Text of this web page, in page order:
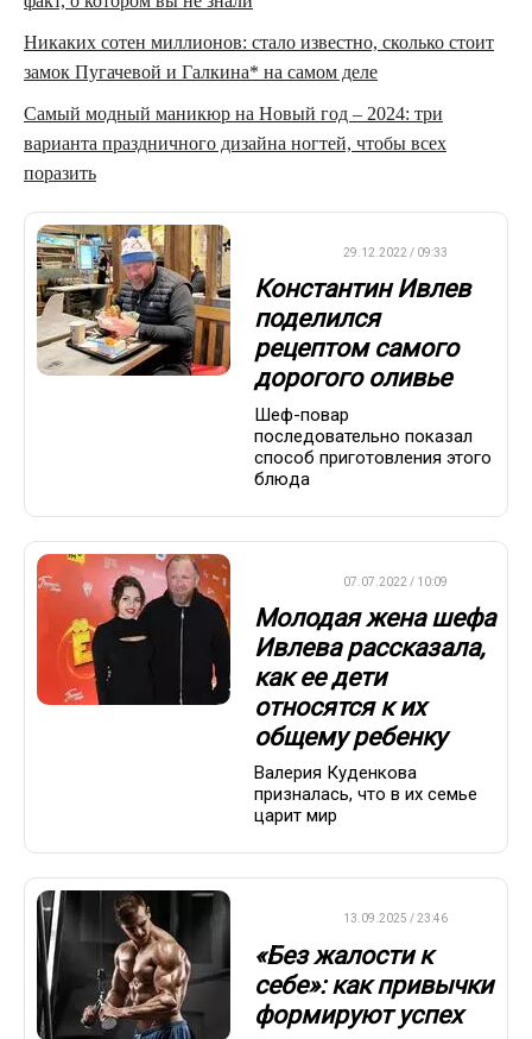
Никаких сотен миллионов: стало известно, сколько стоит
замок Пугачевой и Галкина* на самом деле
Самый модный маникюр на Новый год – 2024: три
варианта праздничного дизайна ногтей, чтобы всех
поразить
29.12.2022 / 09:33
Константин Ивлев
поделился
рецептом самого
дорогого оливье
Шеф-повар
последовательно показал
способ приготовления этого
блюда
07.07.2022 / 10:09
Молодая жена шефа
Ивлева рассказала,
как ее дети
относятся к их
общему ребенку
Валерия Куденкова
призналась, что в их семье
царит мир
13.09.2025 / 23:46
«Без жалости к
себе»: как привычки
формируют успех